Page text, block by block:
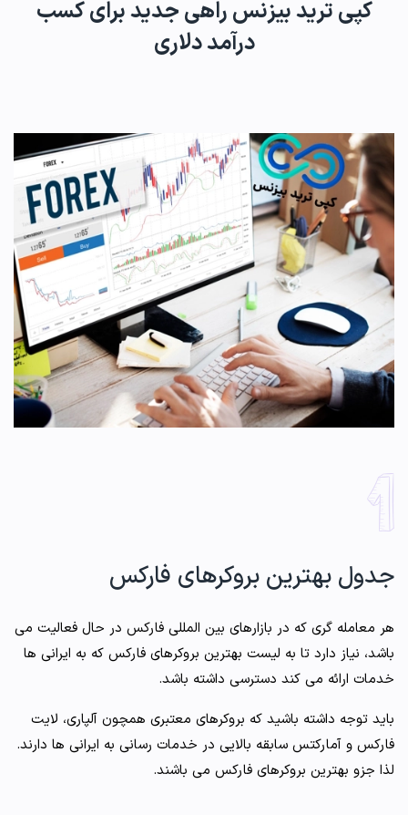
کپی ترید بیزنس راهی جدید برای کسب
درآمد دلاری
جدول بهترین بروکرهای فارکس
هر معامله گری که در بازارهای بین المللی فارکس در حال فعالیت می
باشد، نیاز دارد تا به لیست بهترین بروکرهای فارکس که به ایرانی ها
خدمات ارائه می کند دسترسی داشته باشد.
باید توجه داشته باشید که بروکرهای معتبری همچون آلپاری، لایت
فارکس و آمارکتس سابقه بالایی در خدمات رسانی به ایرانی ها دارند.
لذا جزو بهترین بروکرهای فارکس می باشند.